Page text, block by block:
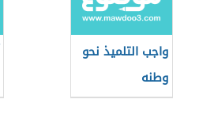
واجب التلميذ نحو
وطنه